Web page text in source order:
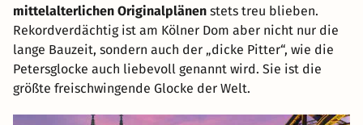
mittelalterlichen Originalplänen stets treu blieben.
Rekordverdächtig ist am Kölner Dom aber nicht nur die
lange Bauzeit, sondern auch der „dicke Pitter“, wie die
Petersglocke auch liebevoll genannt wird. Sie ist die
größte freischwingende Glocke der Welt.